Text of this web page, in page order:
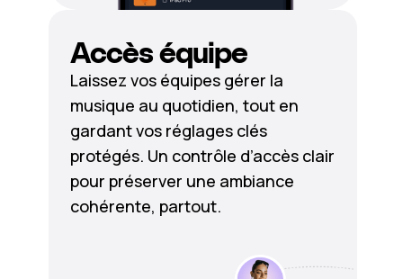
Accès équipe
Laissez vos équipes gérer la
musique au quotidien, tout en
gardant vos réglages clés
protégés. Un contrôle d’accès clair
pour préserver une ambiance
cohérente, partout.